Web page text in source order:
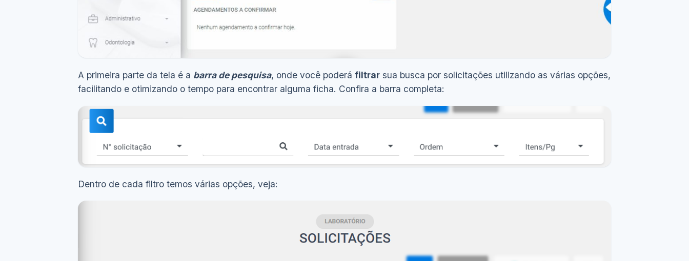
A primeira parte da tela é a barra de pesquisa, onde você poderá filtrar sua busca por solicitações utilizando as várias opções,
facilitando e otimizando o tempo para encontrar alguma ficha. Confira a barra completa:
Dentro de cada filtro temos várias opções, veja: